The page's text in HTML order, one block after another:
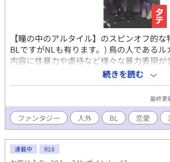
【瞳の中のアルタイル】のスピンオフ的
BLですがNLも有ります。) 鳥の人である
内容に性暴力や虐待など様々な暴力表現
録非推奨です。好きな方だけ読んで下さい
な方はブラウザバック等でのご自衛をお願
続きを読む
最終更
ファンタジー 人外 BL 恋愛
連載中 R18